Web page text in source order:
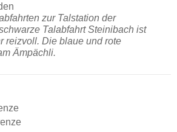
zur Talstation der
Talabfahrt Steinibach ist
reizvoll. Die blaue und rote
Ämpächli.